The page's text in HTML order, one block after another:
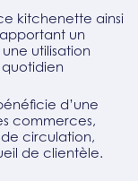
kitchenette ainsi
un
utilisation
d’une
commerces,
circulation,
de clientèle.